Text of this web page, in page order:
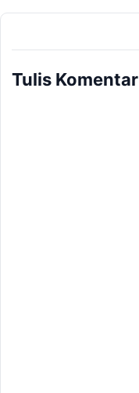
Tulis Komentar